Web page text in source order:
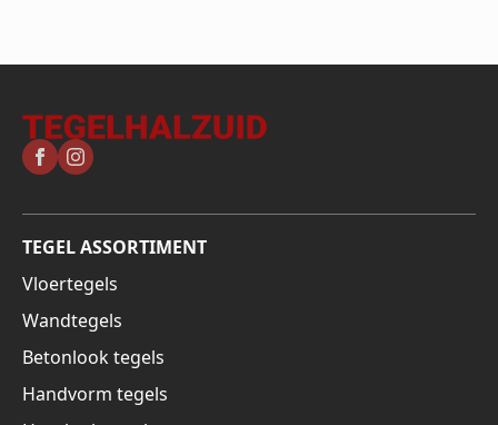
TEGEL ASSORTIMENT
Vloertegels
Wandtegels
Betonlook tegels
Handvorm tegels